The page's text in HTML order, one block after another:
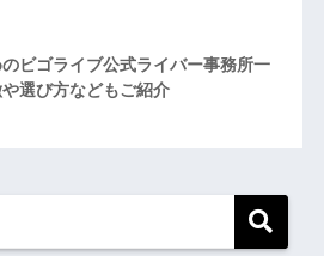
ビゴライブ公式ライバー事務所一
選び方などもご紹介